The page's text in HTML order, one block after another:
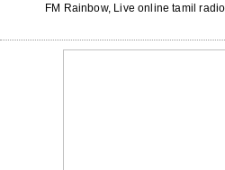
FM Rainbow, Live online tamil